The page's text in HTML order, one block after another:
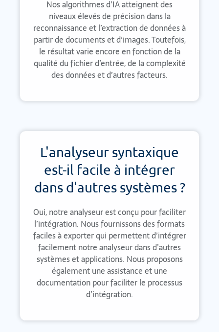
Nos algorithmes d’IA atteignent des
niveaux élevés de précision dans la
reconnaissance et l’extraction de données à
partir de documents et d’images. Toutefois,
le résultat varie encore en fonction de la
qualité du fichier d’entrée, de la complexité
des données et d’autres facteurs.
L'analyseur syntaxique
est-il facile à intégrer
dans d'autres systèmes ?
Oui, notre analyseur est conçu pour faciliter
l’intégration. Nous fournissons des formats
faciles à exporter qui permettent d’intégrer
facilement notre analyseur dans d’autres
systèmes et applications. Nous proposons
également une assistance et une
documentation pour faciliter le processus
d’intégration.